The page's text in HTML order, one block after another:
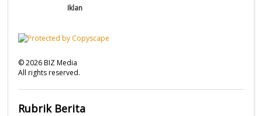
Iklan
©2026BIZ Media
All rights reserved.
Rubrik Berita